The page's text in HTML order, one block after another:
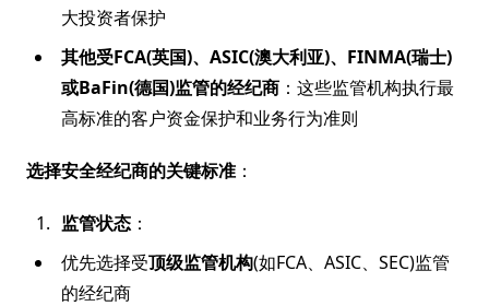
大投资者保护
其他受FCA(英国)、ASIC(澳大利亚)、FINMA(瑞士)
或BaFin(德国)监管的经纪商 ：这些监管机构执行最
高标准的客户资金保护和业务行为准则
选择安全经纪商的关键标准 ：
监管状态 ：
优先选择受顶级监管机构(如FCA、ASIC、SEC)监管
的经纪商